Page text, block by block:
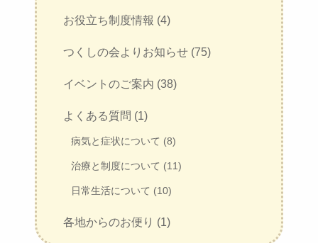
お役立ち制度情報 (4)
つくしの会よりお知らせ (75)
イベントのご案内 (38)
よくある質問 (1)
病気と症状について (8)
治療と制度について (11)
日常生活について (10)
各地からのお便り (1)